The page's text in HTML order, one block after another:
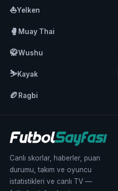
⛵Yelken
🥊 Muay Thai
🥋Wushu
⛷️Kayak
🏉Ragbi
Canlı skorlar, haberler, puan
durumu, takım ve oyuncu
istatistikleri ve canlı TV —